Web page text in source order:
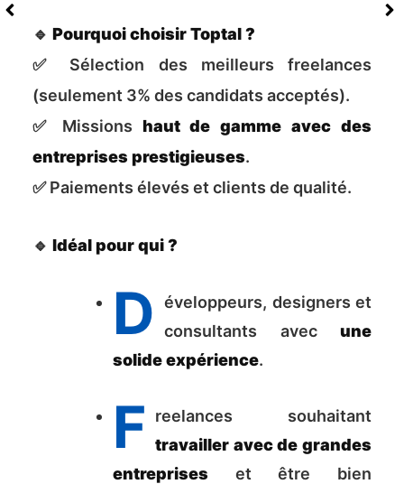
🔹 Pourquoi choisir Toptal ?
✅ Sélection des meilleurs freelances
(seulement 3% des candidats acceptés).
✅ Missions haut de gamme avec des
entreprises prestigieuses.
✅ Paiements élevés et clients de qualité.
🔹 Idéal pour qui ?
D
éveloppeurs, designers et
consultants avec une
solide expérience.
F
reelances souhaitant
travailler avec de grandes
entreprises et être bien